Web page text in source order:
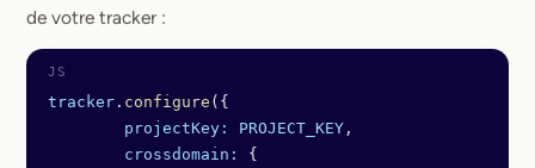
de votre tracker :
tracker . configure ({
	projectKey:
PROJECT_KEY ,
	crossdomain:
{